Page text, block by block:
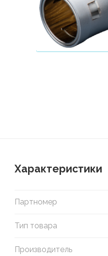
Характеристики
Партномер
Тип товара
Производитель